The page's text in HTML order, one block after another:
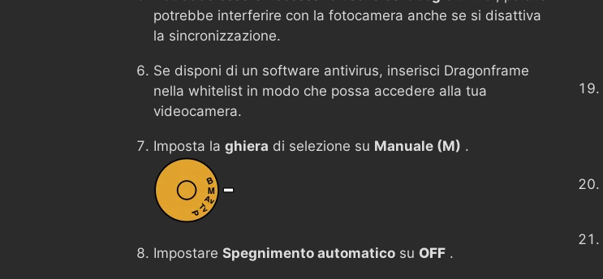
potrebbe interferire con la fotocamera anche se si disattiva
la sincronizzazione.
Se disponi di un software antivirus, inserisci Dragonframe
nella whitelist in modo che possa accedere alla tua
videocamera.
Imposta la ghiera di selezione su Manuale (M) .
Impostare Spegnimento automatico su OFF .